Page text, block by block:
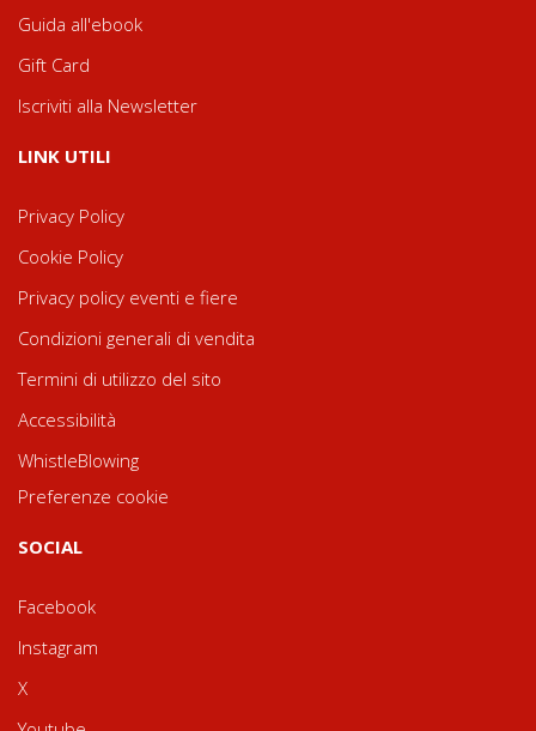
Guida all'ebook
Gift Card
Iscriviti alla Newsletter
LINK UTILI
Privacy Policy
Cookie Policy
Privacy policy eventi e fiere
Condizioni generali di vendita
Termini di utilizzo del sito
Accessibilità
WhistleBlowing
Preferenze cookie
SOCIAL
Facebook
Instagram
X